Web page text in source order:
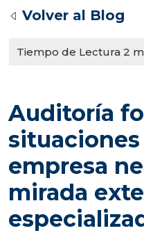
Volver al Blog
Auditoría
empresa
mirada